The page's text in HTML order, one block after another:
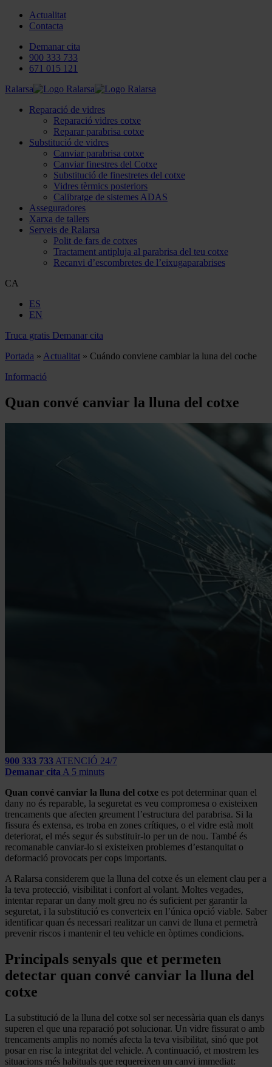
Actualitat
Contacta
Demanar cita
900 333 733
671 015 121
Ralarsa
Reparació de vidres
Reparació vidres cotxe
Reparar parabrisa cotxe
Substitució de vidres
Canviar parabrisa cotxe
Canviar finestres del Cotxe
Substitució de finestretes del cotxe
Vidres tèrmics posteriors
Calibratge de sistemes ADAS
Asseguradores
Xarxa de tallers
Serveis de Ralarsa
Polit de fars de cotxes
Tractament antipluja al parabrisa del teu cotxe
Recanvi d’escombretes de l’eixugaparabrises
CA
ES
EN
Truca gratis Demanar cita
Portada » Actualitat » Cuándo conviene cambiar la luna del coche
Informació
Quan convé canviar la lluna del cotxe
900 333 733 ATENCIÓ 24/7
Demanar cita A 5 minuts
Quan convé canviar la lluna del cotxe es pot determinar quan el
dany no és reparable, la seguretat es veu compromesa o existeixen
trencaments que afecten greument l’estructura del parabrisa. Si la
fissura és extensa, es troba en zones crítiques, o el vidre està molt
deteriorat, el més segur és substituir-lo per un de nou. També és
recomanable canviar-lo si existeixen problemes d’estanquitat o
deformació provocats per cops importants.
A Ralarsa considerem que la lluna del cotxe és un element clau per a
la teva protecció, visibilitat i confort al volant. Moltes vegades,
intentar reparar un dany molt greu no és suficient per garantir la
seguretat, i la substitució es converteix en l’única opció viable. Saber
identificar quan és necessari realitzar un canvi de lluna et permetrà
prevenir riscos i mantenir el teu vehicle en òptimes condicions.
Principals senyals que et permeten
detectar quan convé canviar la lluna del
cotxe
La substitució de la lluna del cotxe sol ser necessària quan els danys
superen el que una reparació pot solucionar. Un vidre fissurat o amb
trencaments amplis no només afecta la teva visibilitat, sinó que pot
posar en risc la integritat del vehicle. A continuació, et mostrem les
situacions més habituals que requereixen un canvi immediat: